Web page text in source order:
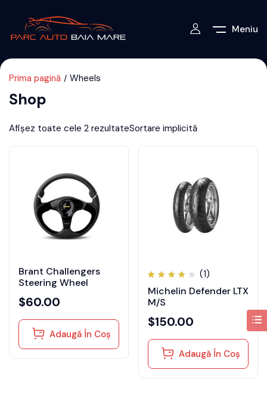
Meniu
Prima pagină Wheels
Shop
Afișez toate cele 2 rezultate
Brant Challengers
Steering Wheel
$60.00
Adaugă În Coș
la
4.00
din 5
(1)
Michelin Defender LTX
M/S
$150.00
Adaugă În Coș